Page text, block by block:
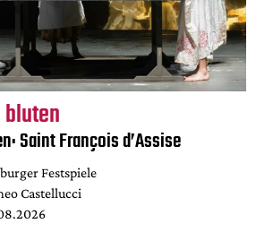
Saint François d’Assise
Festspiele
Castellucci